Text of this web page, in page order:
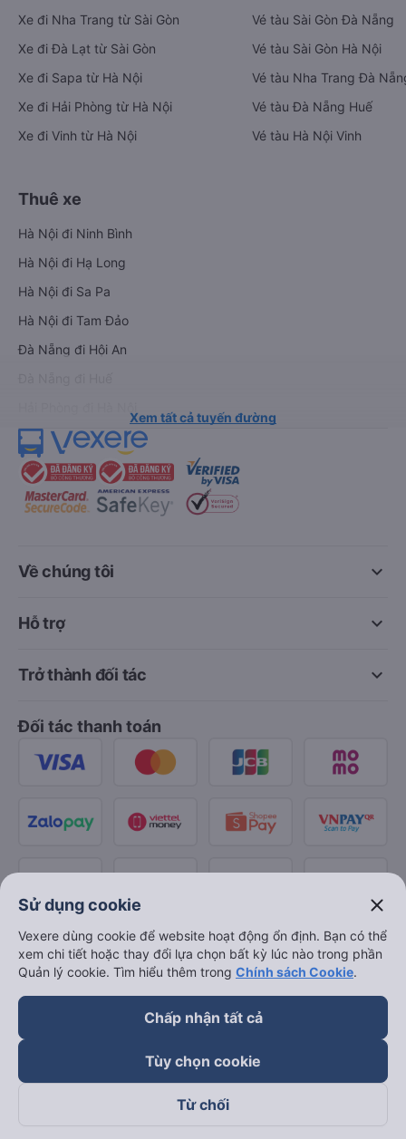
Xe đi Nha Trang từ Sài Gòn
Xe đi Đà Lạt từ Sài Gòn
Xe đi Sapa từ Hà Nội
Xe đi Hải Phòng từ Hà Nội
Xe đi Vinh từ Hà Nội
Vé tàu Sài Gòn Đà Nẵng
Vé tàu Sài Gòn Hà Nội
Vé tàu Nha Trang Đà
Vé tàu Đà Nẵng Huế
Vé tàu Hà Nội Vinh
Thuê xe
Hà Nội đi Ninh Bình
Hà Nội đi Hạ Long
Hà Nội đi Sa Pa
Hà Nội đi Tam Đảo
Đà Nẵng đi Hội An
Xem tất cả tuyến đường
keyboard_arrow_down
Về chúng tôi
keyboard_arrow_down
Hỗ trợ
keyboard_arrow_down
Trở thành đối tác
Đối tác thanh toán
Sử dụng cookie close
Vexere dùng cookie để website hoạt động ổn định. Bạn có thể
xem chi tiết hoặc thay đổi lựa chọn bất kỳ lúc nào trong phần
Quản lý cookie. Tìm hiểu thêm trong Chính sách Cookie.
Chấp nhận tất cả
Tùy chọn cookie
Từ chối